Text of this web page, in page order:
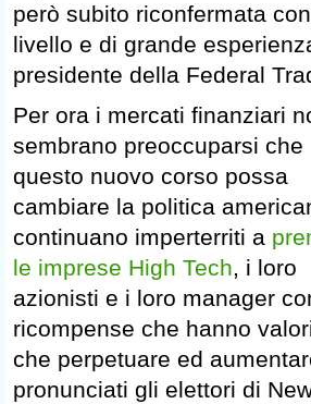
però subito riconfermata
livello e di grande
presidente della Federal
Per ora i mercati finanziari
sembrano preoccuparsi che
questo nuovo corso possa
cambiare la politica
continuano imperterriti a
le imprese High Tech, i loro
azionisti e i loro manager
ricompense che hanno
che perpetuare ed
pronunciati gli elettori di